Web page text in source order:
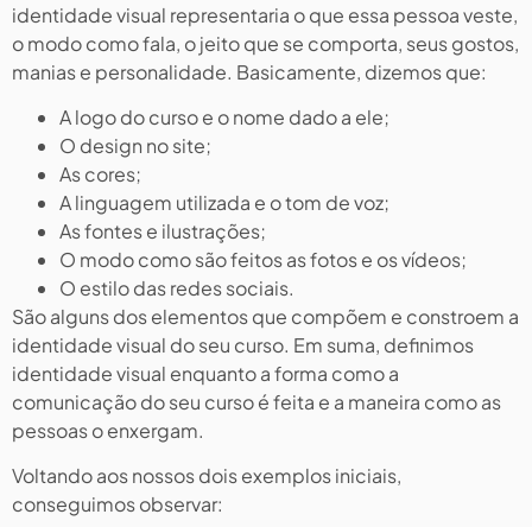
identidade visual representaria o que essa pessoa veste,
o modo como fala, o jeito que se comporta, seus gostos,
manias e personalidade. Basicamente, dizemos que:
A logo do curso e o nome dado a ele;
O design no site;
As cores;
A linguagem utilizada e o tom de voz;
As fontes e ilustrações;
O modo como são feitos as fotos e os vídeos;
O estilo das redes sociais.
São alguns dos elementos que compõem e constroem a
identidade visual do seu curso. Em suma, definimos
identidade visual enquanto a forma como a
comunicação do seu curso é feita e a maneira como as
pessoas o enxergam.
Voltando aos nossos dois exemplos iniciais,
conseguimos observar: